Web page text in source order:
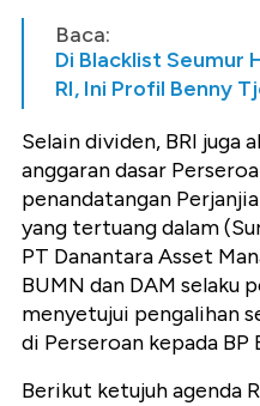
Baca:
Di Blacklist Seumur
RI, Ini Profil Benny
Selain dividen, BRI juga
anggaran dasar
penandatangan
yang tertuang dalam
PT Danantara Asset
BUMN dan DAM selaku
menyetujui pengalihan
di Perseroan kepada BP
Berikut ketujuh agenda